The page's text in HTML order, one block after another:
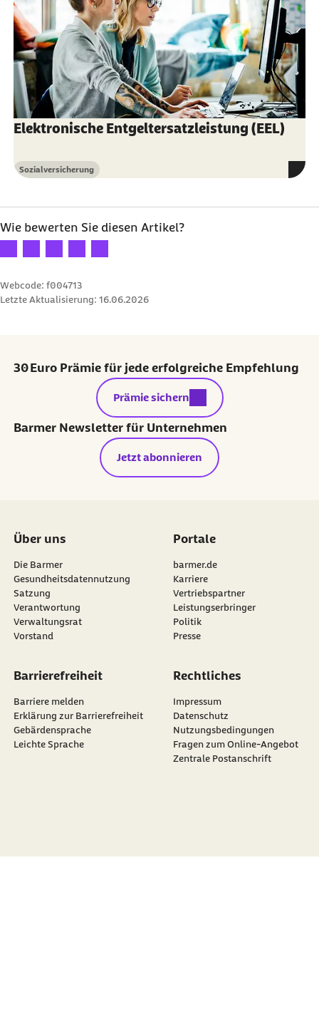
Elektronische Entgeltersatzleistung (EEL)
Kategorie
Sozialversicherung
Wie bewerten Sie diesen Artikel?
Ihre Bewertung: 1 Stern
Ihre Bewertung: 2 Sterne
Ihre Bewertung: 3 Sterne
Ihre Bewertung: 4 Sterne
Ihre Bewertung: 5 Sterne
Webcode: f004713
Letzte Aktualisierung: 16.06.2026
30 Euro Prämie für jede erfolgreiche Empfehlung
externer Link:
Prämie sichern
Barmer Newsletter für Unternehmen
Jetzt abonnieren
Über uns
Die Barmer
Gesundheitsdatennutzung
Satzung
Verantwortung
Verwaltungsrat
Vorstand
Portale
barmer.de
Karriere
Vertriebspartner
Leistungserbringer
Politik
Presse
Barrierefreiheit
Barriere melden
Erklärung zur Barrierefreiheit
Gebärdensprache
Leichte Sprache
Rechtliches
Impressum
Datenschutz
Nutzungsbedingungen
Fragen zum Online-Angebot
Zentrale Postanschrift